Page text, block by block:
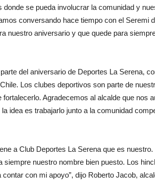
se pueda involucrar la comunidad y
conversando hace tiempo con el Seremi
nuestro aniversario y que quede para
del aniversario de Deportes La Serena,
Los clubes deportivos son parte de
Agradecemos al alcalde que nos
idea es trabajarlo junto a la comunidad
a Club Deportes La Serena que es
siempre nuestro nombre bien puesto. Los
con mi apoyo”, dijo Roberto Jacob,